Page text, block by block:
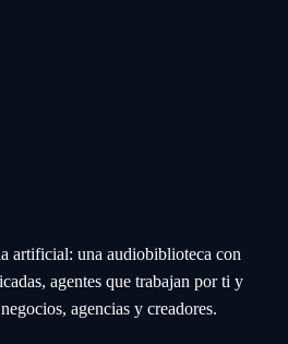
artificial: una audiobiblioteca con
agentes que trabajan por ti y
agencias y creadores.